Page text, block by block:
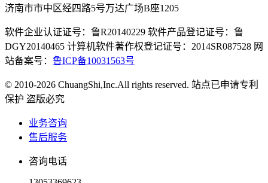
济南市市中区经四路5号万达广场B座1205
软件企业认证证号：鲁R20140229 软件产品登记证号：鲁
DGY20140465 计算机软件著作权登记证号：2014SR087528 网
站备案号： 鲁ICP备10031563号
© 2010-2026 ChuangShi,Inc.All rights reserved. 站点已申请专利
保护 盗版必究
业务咨询
售后服务
咨询电话